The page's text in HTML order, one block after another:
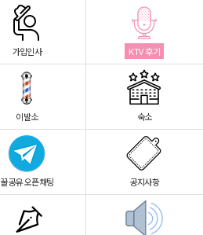
가입인사 KTV 후기
이발소 숙소
꿀공유 오픈채팅 공지사항